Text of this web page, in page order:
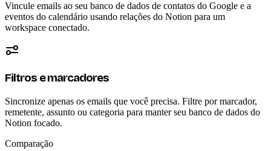
Vincule emails ao seu banco de dados de contatos do Google e a
eventos do calendário usando relações do Notion para um
workspace conectado.
Filtros e marcadores
Sincronize apenas os emails que você precisa. Filtre por marcador,
remetente, assunto ou categoria para manter seu banco de dados do
Notion focado.
Comparação